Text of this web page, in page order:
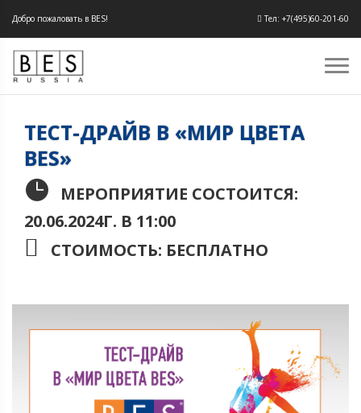
Добро пожаловать в BES! Тел: +7(495)60-201-60
ТЕСТ-ДРАЙВ В «МИР ЦВЕТА
BES»
МЕРОПРИЯТИЕ СОСТОИТСЯ:
20.06.2024Г. В 11:00
СТОИМОСТЬ: БЕСПЛАТНО